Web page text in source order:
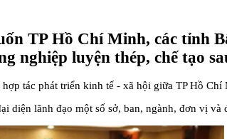
TP Hồ Chí Minh, các tỉnh
nghiệp luyện thép, chế tạo
tác phát triển kinh tế - xã hội giữa TP Hồ
diện lãnh đạo một số sở, ban, ngành, đơn vị